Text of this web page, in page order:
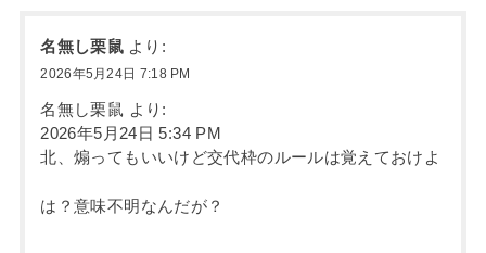
名無し栗鼠 より:
2026年5月24日 7:18 PM
名無し栗鼠 より:
2026年5月24日 5:34 PM
北、煽ってもいいけど交代枠のルールは覚えておけよ
は？意味不明なんだが？